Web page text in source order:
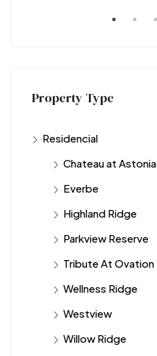
Property Type
Residencial
Chateau at Astonia
Everbe
Highland Ridge
Parkview Reserve
Tribute At Ovation
Wellness Ridge
Westview
Willow Ridge